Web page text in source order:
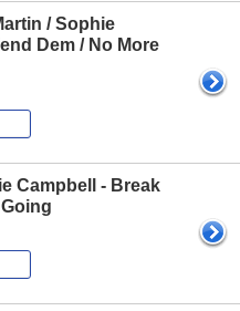
/ Sophie
Dem / No More
Campbell - Break